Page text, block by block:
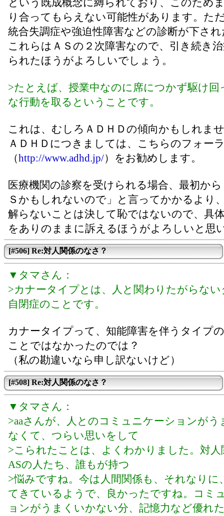
という既成概念に縛られており、このため
り合ってもらえない可能性があります。た
統合失調症や強迫性障害などの診断が下さ
これらはＡＳの２次障害なので、引き続き
られたほうがよろしいでしょう。
>たとえば、授業中なのに席につかず駆け回
な行動を取るということです。
これは、むしろＡＤＨＤの傾向かもしれま
ＡＤＨＤにつきましては、こちらのフォー
（http://www.adhd.jp/）をお勧めします。
医療機関の診察を受けられる場合、最初か
Ｓかもしれないので」と言ってかかるより
解らないことは決して恥ではないので、具
をありのままに訴えるほうがよろしいと思
[#506] Re:対人関係のなさ？
▼タマさん：
>カナータイプとは、人と関わりたがらな
自閉症のことです。
カナータイプって、知能障害を伴うタイプ
ことではなかったのでは？
（私の勘違いなら申し訳ないけど）
[#508] Re:対人関係のなさ？
▼タマさん：
>aaさんが、人とのコミュニケーションがう
なくて、つらい思いをして
>こられたことは、よくわかりました。対人
ASの人たち、誰もが持つ
>悩みですね。今は人間関係も、それなりに
てきているようで、良かったですね。コミ
ョンがうまくいかない分、記憶力など優れ